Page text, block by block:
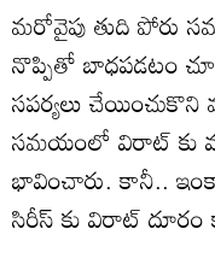
మరోవైపు తుది పోరు
నొప్పితో బాధపడటం
సపర్యలు
సమయంలో విరాట్ కు
భావించారు. కానీ..
సిరీస్ కు విరాట్